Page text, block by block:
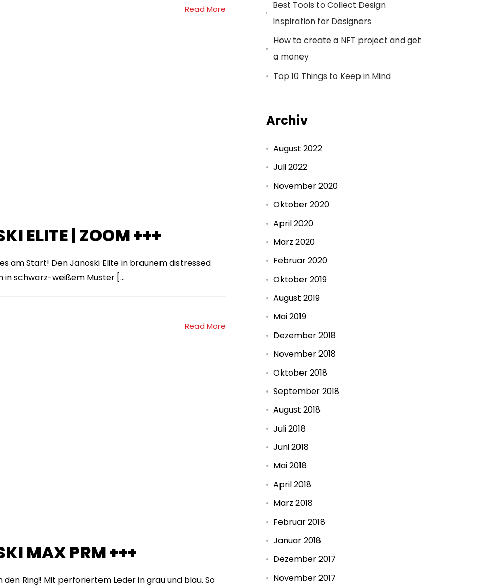
Read More
ELITE | ZOOM +++
am Start! Den Janoski Elite in braunem distressed
in schwarz-weißem Muster [...
Read More
MAX PRM +++
Ring! Mit perforiertem Leder in grau und blau. So
Best Tools to Collect Design
Inspiration for Designers
How to create a NFT project and get
a money
Top 10 Things to Keep in Mind
Archiv
August 2022
Juli 2022
November 2020
Oktober 2020
April 2020
März 2020
Februar 2020
Oktober 2019
August 2019
Mai 2019
Dezember 2018
November 2018
Oktober 2018
September 2018
August 2018
Juli 2018
Juni 2018
Mai 2018
April 2018
März 2018
Februar 2018
Januar 2018
Dezember 2017
November 2017